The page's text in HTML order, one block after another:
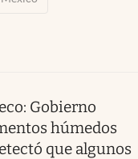
Gobierno
húmedos
que algunos